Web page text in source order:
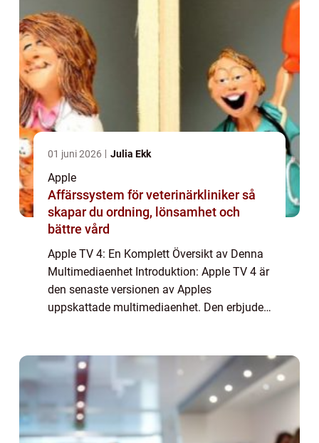
01 juni 2026 Julia Ekk
Apple
Affärssystem för veterinärkliniker så
skapar du ordning, lönsamhet och
bättre vård
Apple TV 4: En Komplett Översikt av Denna
Multimediaenhet Introduktion: Apple TV 4 är
den senaste versionen av Apples
uppskattade multimediaenhet. Den erbjuder
förbättringar jämfö...